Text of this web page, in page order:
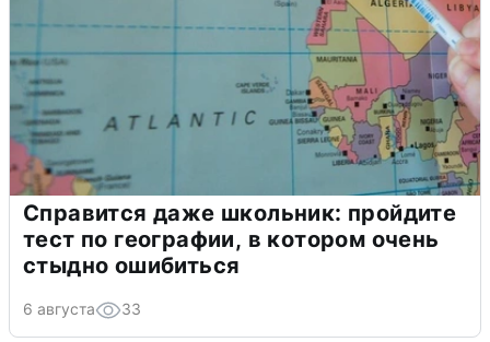
Справится даже школьник: пройдите
тест по географии, в котором очень
стыдно ошибиться
6 августа 33